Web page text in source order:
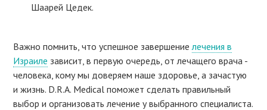
Шаарей Цедек.
Важно помнить, что успешное завершениелечения в
Израиле зависит, в первую очередь, от лечащего врача -
человека, кому мы доверяем наше здоровье, а зачастую
и жизнь. D.R.A. Medical поможет сделать правильный
выбор и организовать лечение у выбранного специалиста.